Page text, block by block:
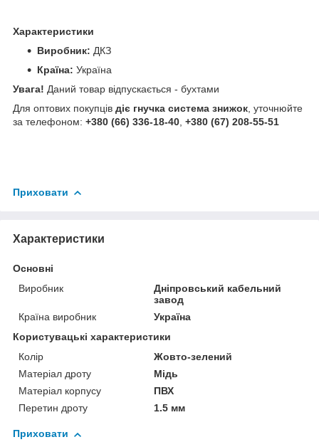
Характеристики
Виробник: ДКЗ
Країна: Україна
Увага! Даний товар відпускається - бухтами
Для оптових покупців діє гнучка система знижок , уточнюйте
за телефоном: +380 (66) 336-18-40 +380 (67) 208-55-51
Приховати
Характеристики
Основні
Виробник
Дніпровський кабельний
завод
Країна виробник
Україна
Користувацькі характеристики
Колір
Жовто-зелений
Матеріал дроту
Мідь
Матеріал корпусу
ПВХ
Перетин дроту
1.5 мм
Приховати